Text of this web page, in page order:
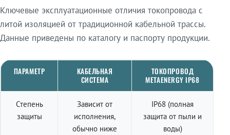
Ключевые эксплуатационные отличия токопровода с
литой изоляцией от традиционной кабельной трассы.
Данные приведены по каталогу и паспорту продукции.
ПАРАМЕТР
КАБЕЛЬНАЯ
СИСТЕМА
ТОКОПРОВОД
METAENERGY IP68
Степень
защиты
Зависит от
исполнения,
обычно ниже
IP68 (полная
защита от пыли и
воды)